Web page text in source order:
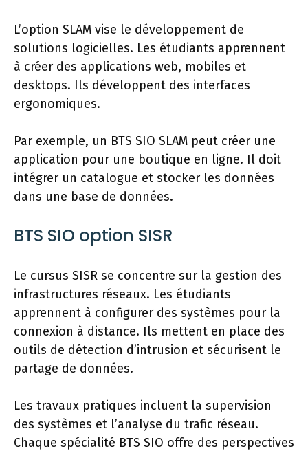
L’option SLAM vise le développement de
solutions logicielles. Les étudiants apprennent
à créer des applications web, mobiles et
desktops. Ils développent des interfaces
ergonomiques.
Par exemple, un BTS SIO SLAM peut créer une
application pour une boutique en ligne. Il doit
intégrer un catalogue et stocker les données
dans une base de données.
BTS SIO option SISR
Le cursus SISR se concentre sur la gestion des
infrastructures réseaux. Les étudiants
apprennent à configurer des systèmes pour la
connexion à distance. Ils mettent en place des
outils de détection d’intrusion et sécurisent le
partage de données.
Les travaux pratiques incluent la supervision
des systèmes et l’analyse du trafic réseau.
Chaque spécialité BTS SIO offre des perspectives